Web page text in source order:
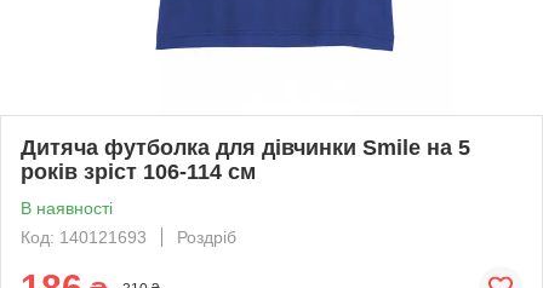
Дитяча футболка для дівчинки Smile на 5
років зріст 106-114 см
В наявності
Код: 140121693
Роздріб